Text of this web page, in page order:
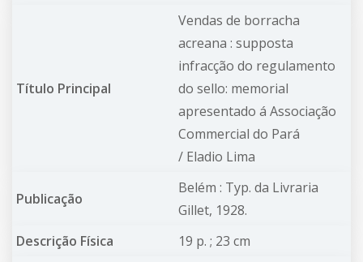
Título Principal
Vendas de borracha
acreana : supposta
infracção do regulamento
do sello: memorial
apresentado á Associação
Commercial do Pará
/ Eladio Lima
Publicação
Belém : Typ. da Livraria
Gillet, 1928.
Descrição Física
19 p. ; 23 cm